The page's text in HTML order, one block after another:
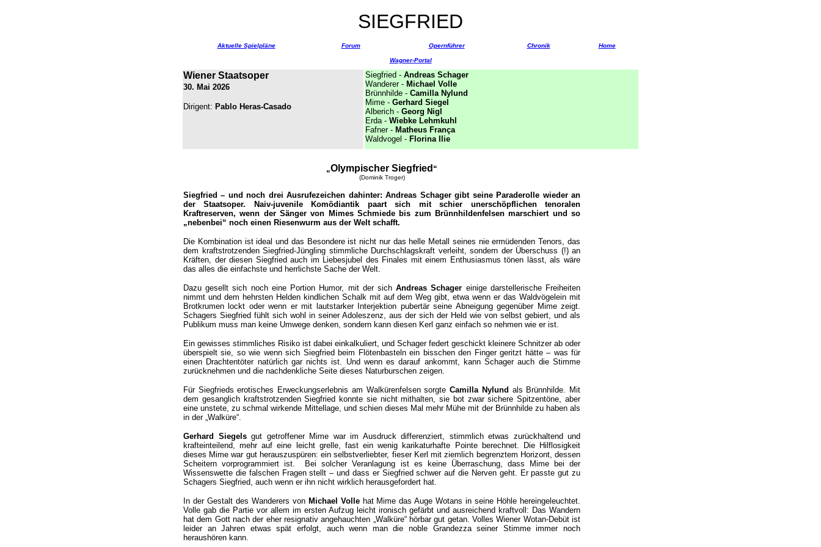
SIEGFRIED
Aktuelle Spielpläne Forum Opernführer Chronik Home
Wagner-Portal
Wiener Staatsoper
30. Mai 2026
Dirigent: Pablo Heras-Casado
Siegfried - Andreas Schager
Wanderer - Michael Volle
Brünnhilde - Camilla Nylund
Mime - Gerhard Siegel
Alberich - Georg Nigl
Erda- Wiebke Lehmkuhl
Fafner - Matheus França
Waldvogel - Florina Ilie
„Olympischer Siegfried “
(Dominik Troger)
Siegfried – und noch drei Ausrufezeichen dahinter: Andreas Schager gibt seine Paraderolle wieder an
der Staatsoper. Naiv-juvenile Komödiantik paart sich mit schier unerschöpflichen tenoralen
Kraftreserven, wenn der Sänger von Mimes Schmiede bis zum Brünnhildenfelsen marschiert und so
„nebenbei“ noch einen Riesenwurm aus der Welt schafft.
Die Kombination ist ideal und das Besondere ist nicht nur das helle Metall seines nie ermüdenden Tenors, das
dem kraftstrotzenden Siegfried-Jüngling stimmliche Durchschlagskraft verleiht, sondern der Überschuss (!) an
Kräften, der diesen Siegfried auch im Liebesjubel des Finales mit einem Enthusiasmus tönen lässt, als wäre
das alles die einfachste und herrlichste Sache der Welt.
Dazu gesellt sich noch eine Portion Humor, mit der sichAndreas Schager einige darstellerische Freiheiten
nimmt und dem hehrsten Helden kindlichen Schalk mit auf dem Weg gibt, etwa wenn er das Waldvögelein mit
Brotkrumen lockt oder wenn er mit lautstarker Interjektion pubertär seine Abneigung gegenüber Mime zeigt.
Schagers Siegfried fühlt sich wohl in seiner Adoleszenz, aus der sich der Held wie von selbst gebiert, und als
Publikum muss man keine Umwege denken, sondern kann diesen Kerl ganz einfach so nehmen wie er ist.
Ein gewisses stimmliches Risiko ist dabei einkalkuliert, und Schager federt geschickt kleinere Schnitzer ab oder
überspielt sie, so wie wenn sich Siegfried beim Flötenbasteln ein bisschen den Finger geritzt hätte – was für
einen Drachtentöter natürlich gar nichts ist. Und wenn es darauf ankommt, kann Schager auch die Stimme
zurücknehmen und die nachdenkliche Seite dieses Naturburschen zeigen.
Für Siegfrieds erotisches Erweckungserlebnis am Walkürenfelsen sorgteCamilla Nylund als Brünnhilde. Mit
dem gesanglich kraftstrotzenden Siegfried konnte sie nicht mithalten, sie bot zwar sichere Spitzentöne, aber
eine unstete, zu schmal wirkende Mittellage, und schien dieses Mal mehr Mühe mit der Brünnhilde zu haben als
in der „Walküre“.
Gerhard Siegelsgut getroffener Mime war im Ausdruck differenziert, stimmlich etwas zurückhaltend und
krafteinteilend, mehr auf eine leicht grelle, fast ein wenig karikaturhafte Pointe berechnet. Die Hilflosigkeit
dieses Mime war gut herauszuspüren: ein selbstverliebter, fieser Kerl mit ziemlich begrenztem Horizont, dessen
Scheitern vorprogrammiert ist. Bei solcher Veranlagung ist es keine Überraschung, dass Mime bei der
Wissenswette die falschen Fragen stellt – und dass er Siegfried schwer auf die Nerven geht. Er passte gut zu
Schagers Siegfried, auch wenn er ihn nicht wirklich herausgefordert hat.
In der Gestalt des Wanderers von Michael Vollehat Mime das Auge Wotans in seine Höhle hereingeleuchtet.
Volle gab die Partie vor allem im ersten Aufzug leicht ironisch gefärbt und ausreichend kraftvoll: Das Wandern
hat dem Gott nach der eher resignativ angehauchten „Walküre“ hörbar gut getan. Volles Wiener Wotan-Debüt ist
leider an Jahren etwas spät erfolgt, auch wenn man die noble Grandezza seiner Stimme immer noch
heraushören kann.